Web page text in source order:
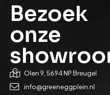
Bezoek
onze
Olen 9, 5694 NP Breugel
info@greeneggplein.nl